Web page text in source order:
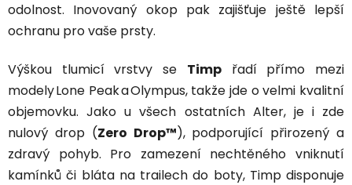
odolnost. Inovovaný okop pak zajišťuje ještě lepší
ochranu pro vaše prsty.
Výškou tlumicí vrstvy se Timpřadí přímo mezi
modelyLone Peak aOlympus, takže jde o velmi kvalitní
objemovku. Jako u všech ostatních Alter, je i zde
nulový drop (Zero Drop™), podporující přirozený a
zdravý pohyb. Pro zamezení nechtěného vniknutí
kamínků či bláta na trailech do boty, Timp disponuje